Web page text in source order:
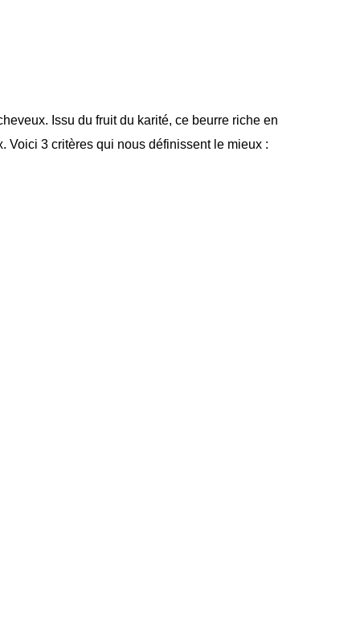
Issu du fruit du karité, ce beurre riche en
Voici 3 critères qui nous définissent le mieux :